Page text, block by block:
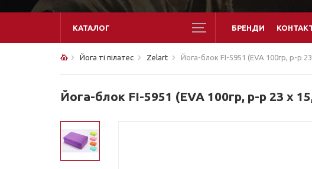
КАТАЛОГ БРЕНДИ
Йога ті пілатес Zelart Йога-блок FI-5951 (EVA 100гр, р-р
Йога-блок FI-5951 (EVA 100гр, р-р 23 x